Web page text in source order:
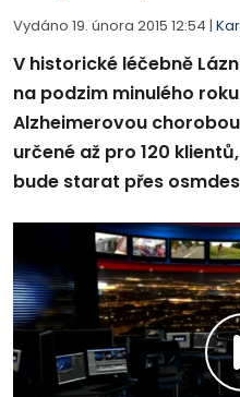
Vydáno 19. února 2015 12:54 |
V historické léčebně
na podzim minulého
Alzheimerovou
určené až pro 120
bude starat přes